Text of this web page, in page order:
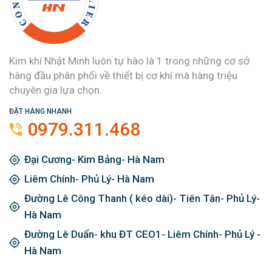
Kim khí Nhật Minh luôn tự hào là 1 trong những cơ sở
hàng đầu phân phối về thiết bị cơ khí mà hàng triệu
chuyên gia lựa chọn.
ĐẶT HÀNG NHANH
0979.311.468
Đại Cương- Kim Bảng- Hà Nam
Liêm Chính- Phủ Lý- Hà Nam
Đường Lê Công Thanh ( kéo dài)- Tiên Tân- Phủ Lý-
Hà Nam
Đường Lê Duẩn- khu ĐT CEO1- Liêm Chính- Phủ Lý -
Hà Nam